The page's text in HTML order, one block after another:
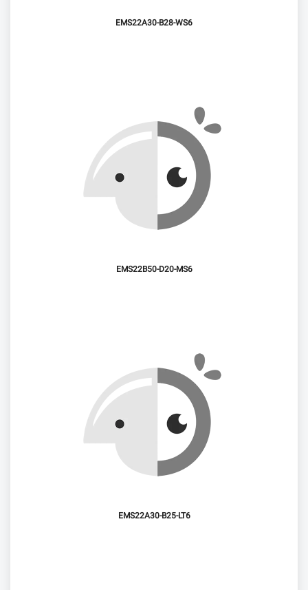
EMS22A30-B28-WS6
EMS22B50-D20-MS6
EMS22A30-B25-LT6